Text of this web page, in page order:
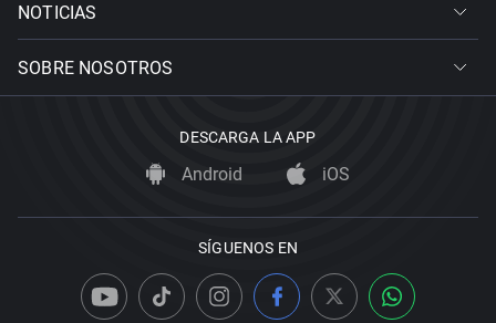
NOTICIAS
SOBRE NOSOTROS
DESCARGA LA APP
Android iOS
SÍGUENOS EN